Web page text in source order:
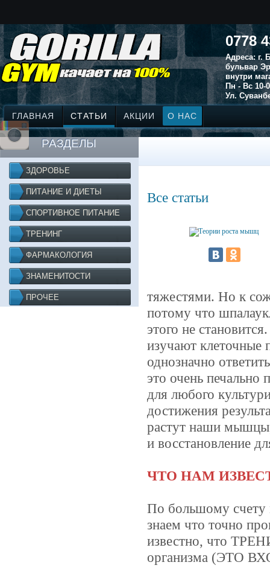
0778
Адреса: г.
бульвар
внутри
Пн - Вс 10-
Ул.
ГЛАВНАЯ СТАТЬИ АКЦИИ О НАС
РАЗДЕЛЫ
ЗДОРОВЬЕ
ПИТАНИЕ И ДИЕТЫ
СПОРТИВНОЕ ПИТАНИЕ
ТРЕНИНГ
ФАРМАКОЛОГИЯ
ЗНАМЕНИТОСТИ
ПРОЧЕЕ
Все статьи
тяжестями. Но к
потому что
этого не
изучают клеточные
однозначно
это очень печально
для любого
достижения
растут наши
и восстановление
ЧТО НАМ
По большому
знаем что точно
известно, что
организма (ЭТО